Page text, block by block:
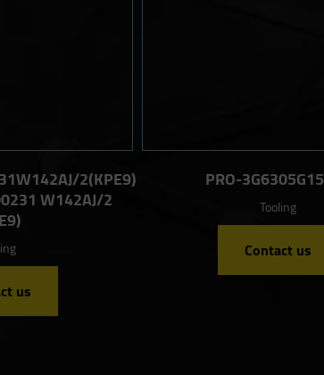
2(KPE9)
W142AJ/2
us
PRO-
Tooling
Contact us